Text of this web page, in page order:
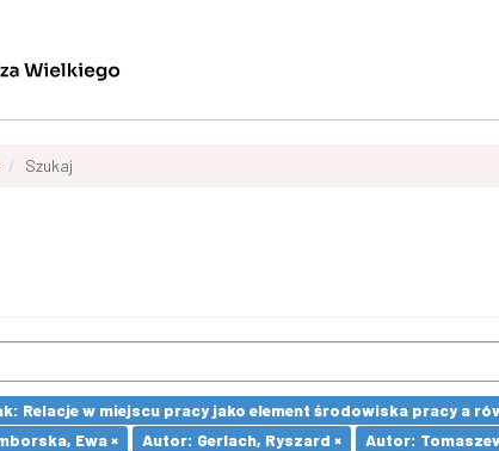
Szukaj
Relacje w miejscu pracy jako element środowiska pracy a
Ewa × Autor: Gerlach, Ryszard ×
Autor: